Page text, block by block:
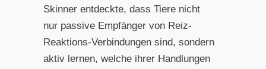
Skinner entdeckte, dass Tiere nicht
nur passive Empfänger von Reiz-
Reaktions-Verbindungen sind, sondern
aktiv lernen, welche ihrer Handlungen